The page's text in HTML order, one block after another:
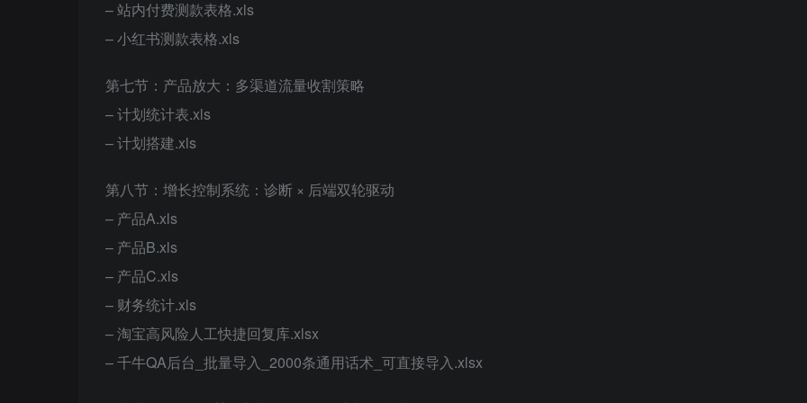
– 站内付费测款表格.xls
– 小红书测款表格.xls
第七节：产品放大：多渠道流量收割策略
– 计划统计表.xls
– 计划搭建.xls
第八节：增长控制系统：诊断 × 后端双轮驱动
– 产品A.xls
– 产品B.xls
– 产品C.xls
– 财务统计.xls
– 淘宝高风险人工快捷回复库.xlsx
– 千牛QA后台_批量导入_2000条通用话术_可直接导入.xlsx